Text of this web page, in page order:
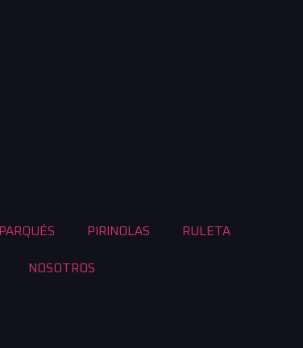
PARQUÉS PIRINOLAS RULETA
NOSOTROS